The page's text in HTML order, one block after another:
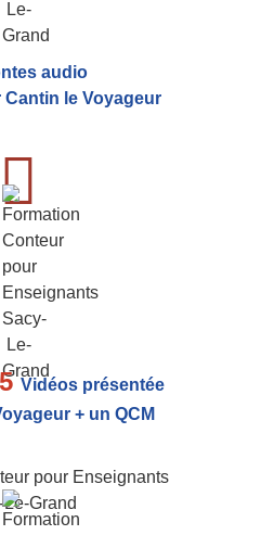
audio
le Voyageur
5Vidéos présentée
+ un QCM